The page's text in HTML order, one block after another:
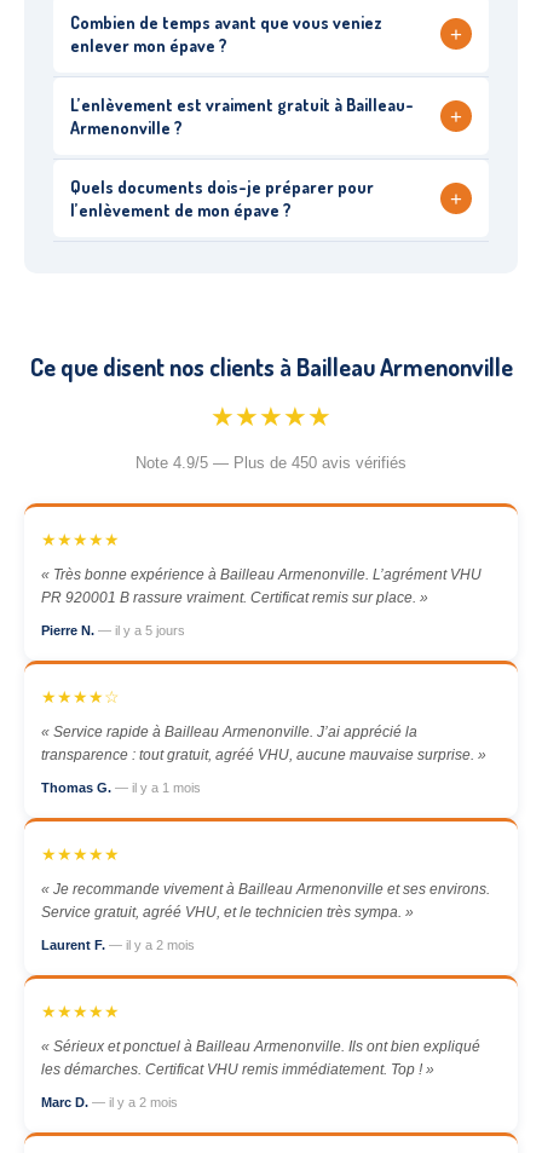
Combien de temps avant que vous veniez
enlever mon épave ?
+
L’enlèvement est vraiment gratuit à Bailleau-
Armenonville ?
+
Quels documents dois-je préparer pour
l’enlèvement de mon épave ?
+
Ce que disent nos clients à Bailleau Armenonville
★★★★★
Note 4.9/5 — Plus de 450 avis vérifiés
★★★★★
« Très bonne expérience à Bailleau Armenonville. L’agrément VHU
PR 920001 B rassure vraiment. Certificat remis sur place. »
Pierre N. — il y a 5 jours
★★★★☆
« Service rapide à Bailleau Armenonville. J’ai apprécié la
transparence : tout gratuit, agréé VHU, aucune mauvaise surprise. »
Thomas G. — il y a 1 mois
★★★★★
« Je recommande vivement à Bailleau Armenonville et ses environs.
Service gratuit, agréé VHU, et le technicien très sympa. »
Laurent F. — il y a 2 mois
★★★★★
« Sérieux et ponctuel à Bailleau Armenonville. Ils ont bien expliqué
les démarches. Certificat VHU remis immédiatement. Top ! »
Marc D. — il y a 2 mois